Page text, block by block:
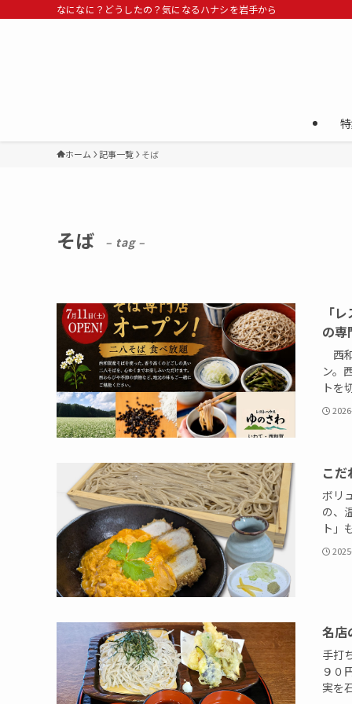
なになに？どうしたの？気になるハナシを岩手から
ホーム 記事一覧 そば
そば – tag –
「
の専
西
ン。
トを
こ
ボリ
の、
ト」
名店
手打
９０
実を